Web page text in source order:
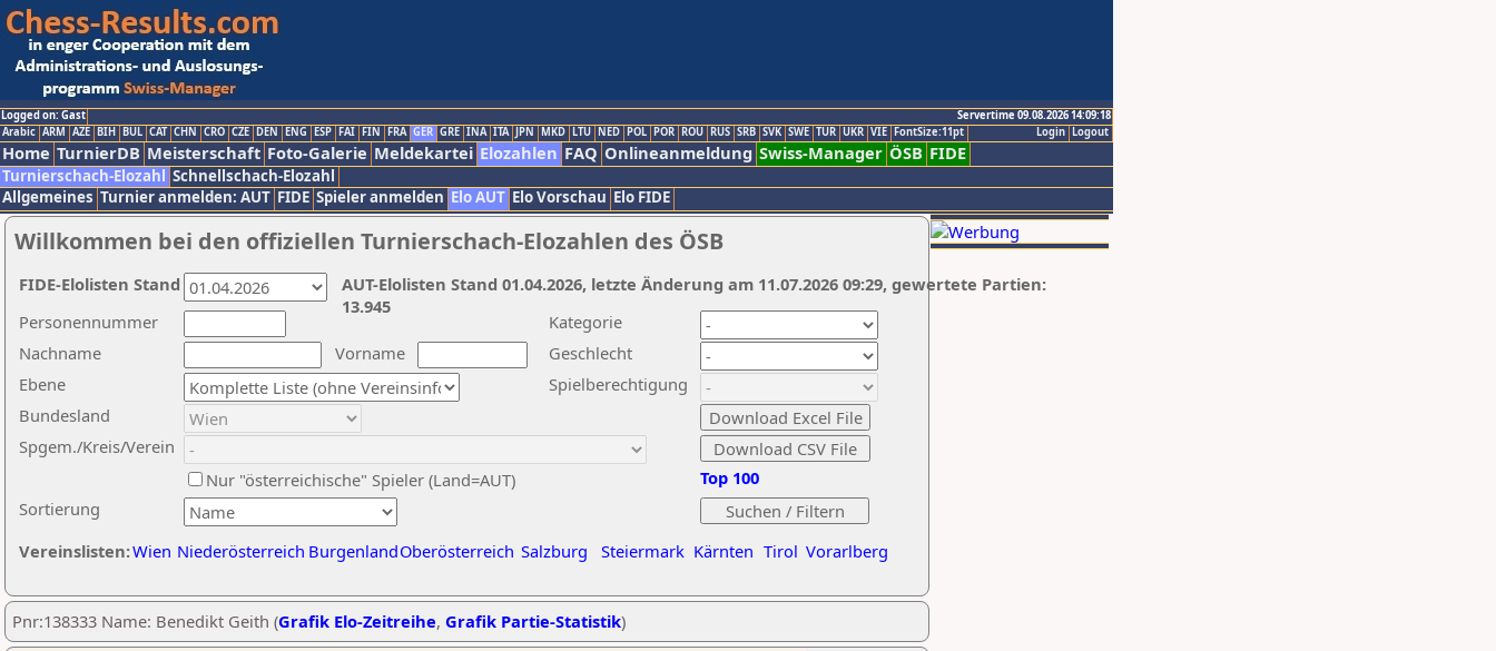
Logged on: Gast
Servertime 09.08.2026 14:09:18
Logout
Login
Arabic ARM AZE BIH BUL CAT CHN CRO CZE DEN ENG ESP FAI FIN FRA GER GRE INA ITA JPN MKD LTU NED POL POR ROU RUS SRB SVK SWE TUR UKR VIE FontSize:11pt
Home TurnierDB Meisterschaft Foto-Galerie Meldekartei Elozahlen FAQ Onlineanmeldung Swiss-Manager ÖSB FIDE
Turnierschach-Elozahl Schnellschach-Elozahl
Allgemeines Turnier anmelden: AUT FIDE Spieler anmelden Elo AUT Elo Vorschau Elo FIDE
Willkommen bei den offiziellen Turnierschach-Elozahlen des ÖSB
Nachname
Vorname
Ebene
Kategorie
Sortierung
Personennummer
Bundesland
Spgem./Kreis/Verein
Geschlecht
Nur "österreichische" Spieler (Land=AUT)
Spielberechtigung
Vereinslisten:Wien Niederösterreich BurgenlandOberösterreich Salzburg Steiermark Kärnten Tirol Vorarlberg
Top 100
AUT-Elolisten Stand 01.04.2026, letzte Änderung am 11.07.2026 09:29, gewertete Partien:
13.945
FIDE-Elolisten Stand
Pnr:138333 Name: Benedikt Geith (Grafik Elo-Zeitreihe, Grafik Partie-Statistik)